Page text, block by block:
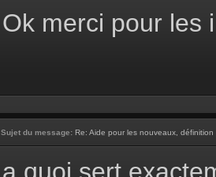
Ok merci pour les
Sujet du message: Re: Aide pour les nouveaux,